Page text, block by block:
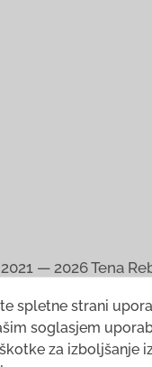
— 2026Tena
43.0440° N |
od
spletne strani
soglasjem
za izboljšanje